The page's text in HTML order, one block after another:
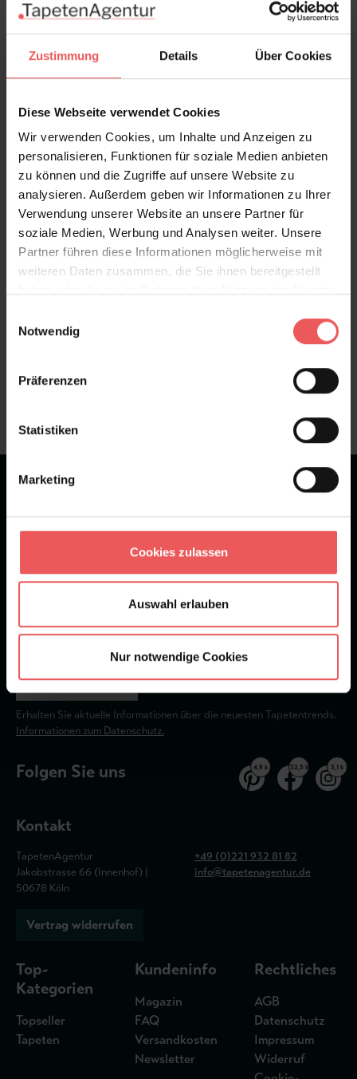
Zustimmung Details Über Cookies
Diese Webseite verwendet Cookies
Wir verwenden Cookies, um Inhalte und Anzeigen zu
personalisieren, Funktionen für soziale Medien anbieten
zu können und die Zugriffe auf unsere Website zu
analysieren. Außerdem geben wir Informationen zu Ihrer
Verwendung unserer Website an unsere Partner für
soziale Medien, Werbung und Analysen weiter. Unsere
Partner führen diese Informationen möglicherweise mit
weiteren Daten zusammen, die Sie ihnen bereitgestellt
Notwendig
Präferenzen
Statistiken
Marketing
Cookies zulassen
Auswahl erlauben
Nur notwendige Cookies
wir erstellen Ihnen ein kostenloses, unverbindliches
Allergiegetestet - bedruckt mit ökologisch
Versand & Zahlung
Bewertungen
Frage stellen
★
Newsletter
Abonnieren
Erhalten Sie aktuelle Informationen über die neuesten Tapetentrends.
Informationen zum Datenschutz.
Folgen Sie uns 4,9 k 32,5 k 3,1 k
Kontakt
TapetenAgentur
Jakobstrasse 66 (Innenhof) |
50678 Köln
+49 (0)221 932 81 82
info@tapetenagentur.de
Vertrag widerrufen
Top-
Kategorien
Topseller
Tapeten
Kundeninfo
Magazin
FAQ
Versandkosten
Newsletter
Rechtliches
AGB
Datenschutz
Impressum
Widerruf